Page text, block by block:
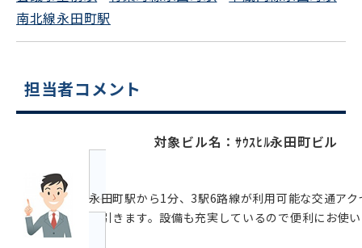
南北線永田町駅
担当者コメント
対象ビル名：ｻｳｽﾋﾙ永田町ビル
永田町駅から1分、3駅6路線が利用可能な交通ア
を引きます。設備も充実しているので便利にお使